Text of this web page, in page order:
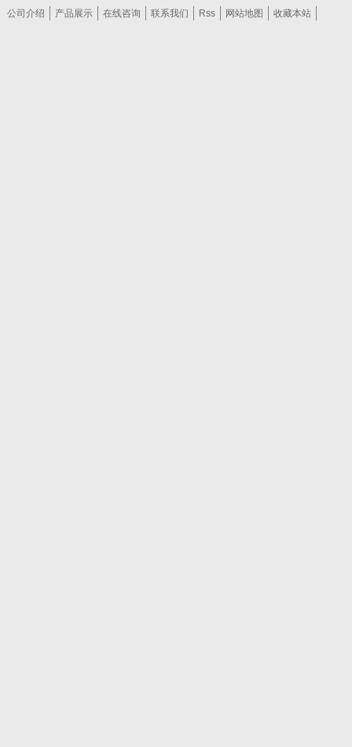
公司介绍 产品展示 在线咨询 联系我们 Rss 网站地图 收藏本站